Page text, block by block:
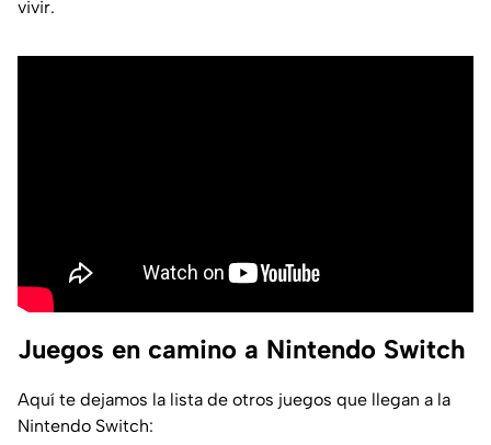
vivir.
Juegos en camino a Nintendo Switch
Aquí te dejamos la lista de otros juegos que llegan a la
Nintendo Switch: